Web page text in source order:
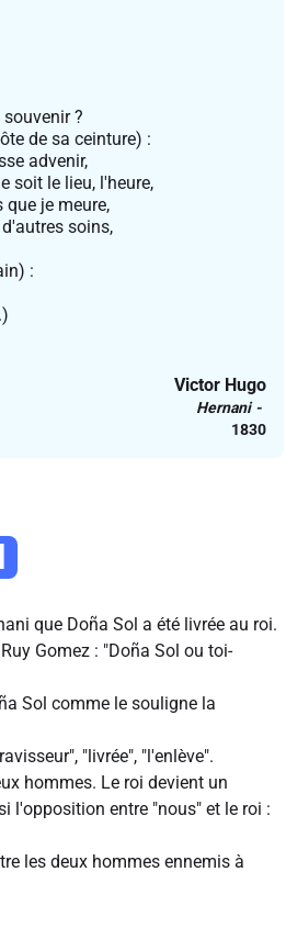
?
de sa ceinture) :
advenir,
soit le lieu, l'heure,
je meure,
soins,
:
Victor Hugo
Hernani
1830
que Doña Sol a été livrée au roi.
Gomez : "Doña Sol ou toi-
Sol comme le souligne la
"livrée", "l'enlève".
hommes. Le roi devient un
l'opposition entre "nous" et le roi :
les deux hommes ennemis à